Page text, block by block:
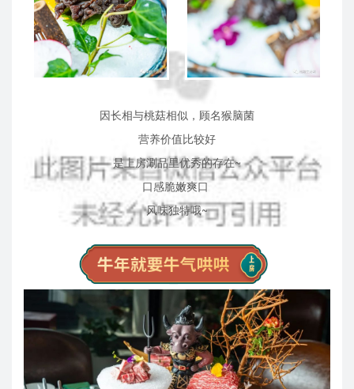
因长相与桃菇相似，顾名猴脑菌
营养价值比较好
是上房涮品里优秀的存在~
口感脆嫩爽口
风味独特哦~